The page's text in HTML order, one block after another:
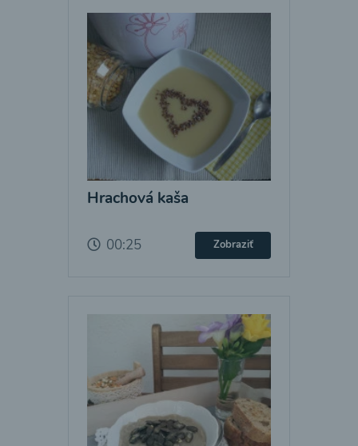
Hrachová kaša
00:25 Zobraziť